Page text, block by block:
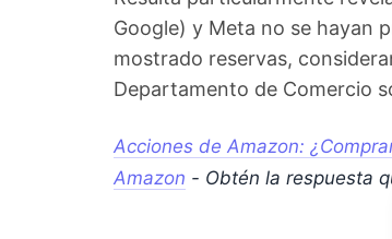
Google) y Meta no se hayan
mostrado reservas,
Departamento de Comercio
Acciones de Amazon:
Amazon - Obtén la respuesta